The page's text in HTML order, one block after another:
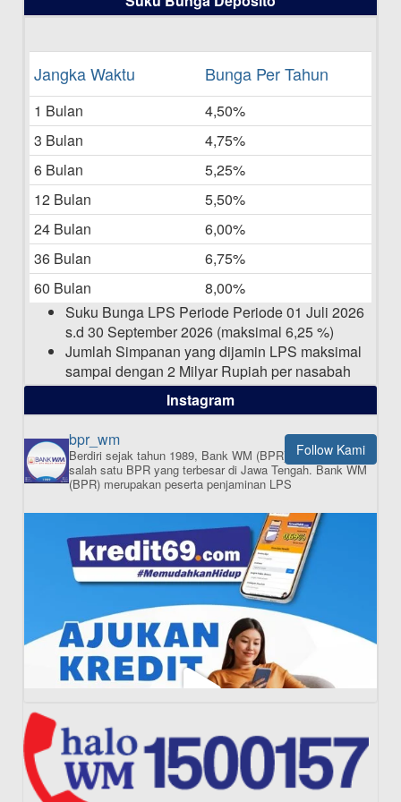
Bulan Juni 2025
Daftar Pemenang Undian TAMASHA
Bulan Mei 2025
Laporan Keuangan Berkelanjutan
06-05-2025
Daftar Pemenang Undian TAMASHA
Bulan April 2025
15-04-2025
Pengumuman Nama Baru Perusahaan
Jangka Waktu Bunga Per Tahun
1 Bulan
4,50%
3 Bulan
4,75%
6 Bulan
5,25%
12 Bulan
5,50%
24 Bulan
6,00%
36 Bulan
6,75%
60 Bulan
8,00%
Suku Bunga LPS Periode Periode 01 Juli 2026
s.d 30 September 2026 (maksimal 6,25 %)
Jumlah Simpanan yang dijamin LPS maksimal
sampai dengan 2 Milyar Rupiah per nasabah
dalam satu bank
ISI APLIKASI SEKARANG
Instagram
Follow Kami
bpr_wm
Berdiri sejak tahun 1989, Bank WM (BPR) merupakan
salah satu BPR yang terbesar di Jawa Tengah.Bank WM
(BPR) merupakan peserta penjaminan LPS